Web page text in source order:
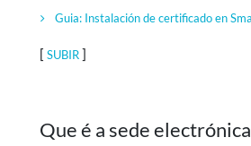
Guia: Instalación de certificado en
[ SUBIR]
Que é a sede